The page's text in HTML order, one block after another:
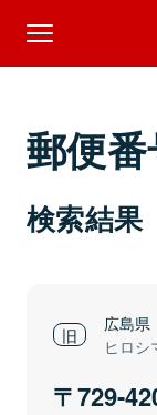
郵便
検索結果
広島県
ヒロシ
729-